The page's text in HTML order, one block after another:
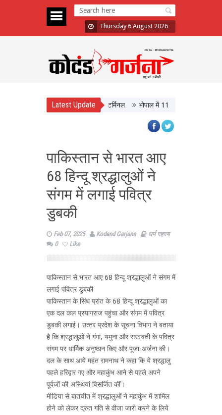
Thursday 6 August 2026
Latest Update
आधुनिक सुविधाओं से लैस होगा बस टर्मिनल भोपाल में 11 अगस्त को होगी
पाकिस्‍तान से भारत आए
68 हिन्‍दू श्रद्धालुओं ने
संगम में लगाई पवित्र
डुबकी
Feb 07, 2025 Kodand Garjana
धर्म रहस्य
0
Like
पाकिस्‍तान से भारत आए 68 हिन्‍दू श्रद्धालुओं ने संगम में
लगाई पवित्र डुबकी
पाकिस्‍तान के सिंध प्रांत के 68 हिन्‍दू श्रद्धालुओं का
एक दल कल प्रयागराज पहुंचा और संगम में पवित्र
डुबकी लगाई। उत्‍तर प्रदेश के सूचना विभाग ने बताया
है कि श्रद्धालुओं ने गंगा, यमुना और सरस्‍वती के पवित्र
संगम पर धार्मिक अनुष्‍ठान किए और पूजा-अर्जना की।
दल के साथ आये महंत रामनाथ ने कहा कि ये श्रद्धालु
पहले हरिद्वार गए और महाकुंभ आने से पहले अपने
पूर्वजों की अस्थियां विसर्जित कीं।
मीडिया से बातचीत में श्रद्धालुओं ने महाकुंभ में शामिल
होने को लेकर द्रुत गति से वीजा जारी करने के लिये